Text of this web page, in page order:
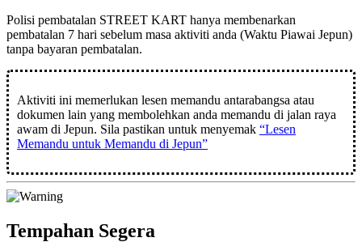
Polisi pembatalan STREET KART hanya membenarkan
pembatalan 7 hari sebelum masa aktiviti anda (Waktu Piawai Jepun)
tanpa bayaran pembatalan.
Aktiviti ini memerlukan lesen memandu antarabangsa atau
dokumen lain yang membolehkan anda memandu di jalan raya
awam di Jepun. Sila pastikan untuk menyemak “Lesen
Memandu untuk Memandu di Jepun”
Tempahan Segera